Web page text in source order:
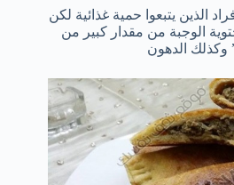
الذين يتبعوا حمية غذائية لكن
الوجبة من مقدار كبير من
وكذلك الدهون